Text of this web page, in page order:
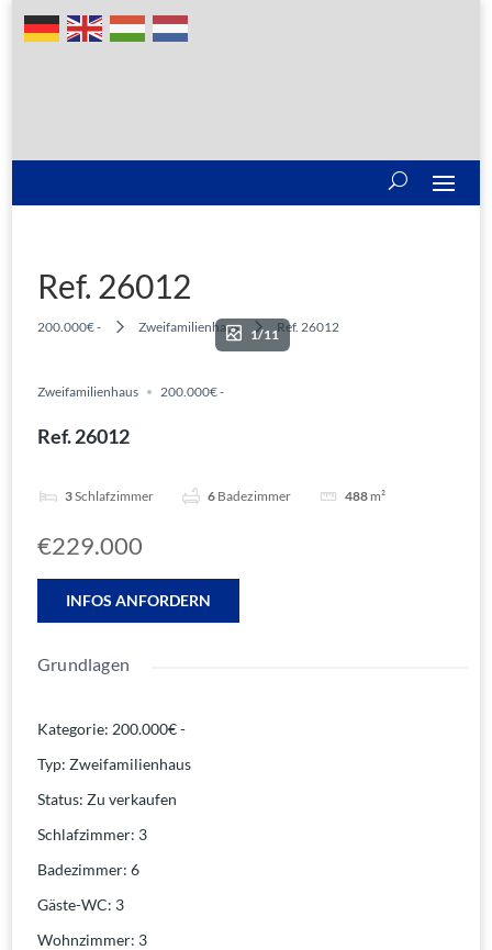
Ref. 26012
200.000€ - Zweifamilienhaus Ref. 26012
1/11
Zweifamilienhaus 200.000€ -
Ref. 26012
3Schlafzimmer 6 Badezimmer 488 m²
€229.000
INFOS ANFORDERN
Grundlagen
Kategorie: 200.000€ -
Typ: Zweifamilienhaus
Status: Zu verkaufen
Schlafzimmer: 3
Badezimmer: 6
Gäste-WC: 3
Wohnzimmer: 3